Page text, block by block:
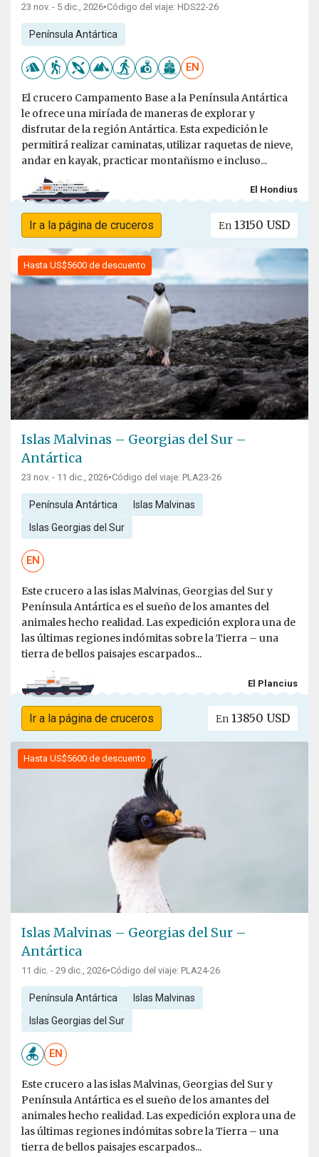
23 nov. - 5 dic., 2026•Código del viaje: HDS22-26
Península Antártica
EN
El crucero Campamento Base a la Península Antártica
le ofrece una miríada de maneras de explorar y
disfrutar de la región Antártica. Esta expedición le
permitirá realizar caminatas, utilizar raquetas de nieve,
andar en kayak, practicar montañismo e incluso...
El Hondius
Ir a la página de cruceros En 13150 USD
Hasta US$5600 de descuento
Islas Malvinas – Georgias del Sur –
Antártica
23 nov. - 11 dic., 2026•Código del viaje: PLA23-26
Península Antártica Islas Malvinas
Islas Georgias del Sur
EN
Este crucero a las islas Malvinas, Georgias del Sur y
Península Antártica es el sueño de los amantes del
animales hecho realidad. Las expedición explora una de
las últimas regiones indómitas sobre la Tierra – una
tierra de bellos paisajes escarpados...
El Plancius
Ir a la página de cruceros En 13850 USD
Hasta US$5600 de descuento
Islas Malvinas – Georgias del Sur –
Antártica
11 dic. - 29 dic., 2026•Código del viaje: PLA24-26
Península Antártica Islas Malvinas
Islas Georgias del Sur
EN
Este crucero a las islas Malvinas, Georgias del Sur y
Península Antártica es el sueño de los amantes del
animales hecho realidad. Las expedición explora una de
las últimas regiones indómitas sobre la Tierra – una
tierra de bellos paisajes escarpados...